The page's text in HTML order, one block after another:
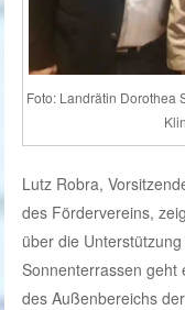
Foto: Landrätin Dorothea
Lutz Robra,
des Fördervereins,
über die
Sonnenterrassen geht
des Außenbereichs